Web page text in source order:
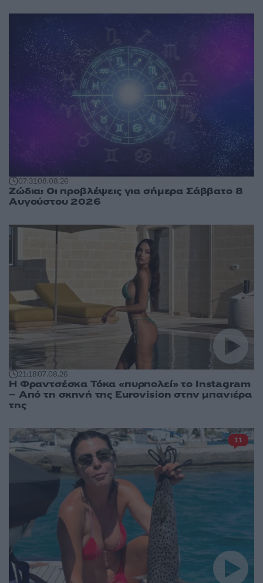
07:3108.08.26
Ζώδια: Οι προβλέψεις για σήμερα Σάββατο 8
Αυγούστου 2026
21:1807.08.26
Η Φραντσέσκα Τόκα «πυρπολεί» το Instagram
– Από τη σκηνή της Eurovision στην μπανιέρα
της
11